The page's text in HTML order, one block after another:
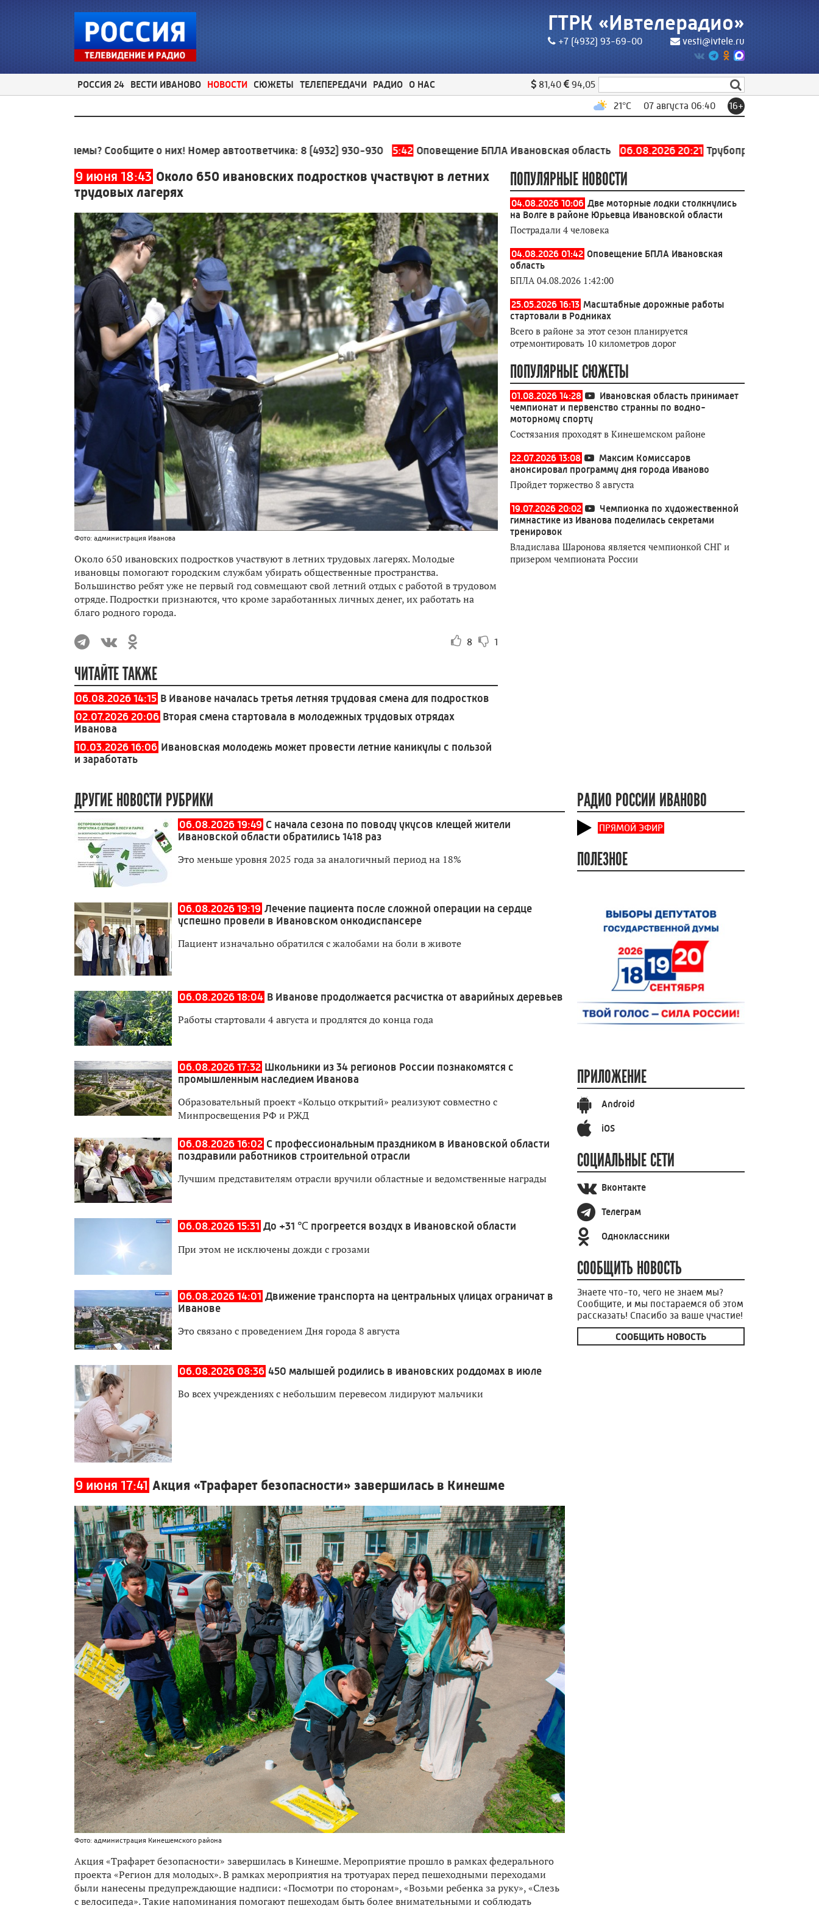
ГТРК «Ивтелерадио»
+7 (4932) 93-69-00 vesti@ivtele.ru
РОССИЯ 24 ВЕСТИ ИВАНОВО НОВОСТИ СЮЖЕТЫ ТЕЛЕПЕРЕДАЧИ РАДИО О НАС 81,40
94,05
21°C 07 августа 06:40 16+
Сообщите о них! Номер автоответчика:8 (4932) 930-930 5:42 Оповещение БПЛА Ивановская область 06.08.2026 20:21 Трубопровод холодного
9 июня 18:43 Около 650 ивановских подростков участвуют в летних
трудовых лагерях
Фото: администрация Иванова
Около 650 ивановских подростков участвуют в летних трудовых лагерях. Молодые
ивановцы помогают городским службам убирать общественные пространства.
Большинство ребят уже не первый год совмещают свой летний отдых с работой в трудовом
отряде. Подростки признаются, что кроме заработанных личных денег, их работать на
благо родного города.
8 1
ЧИТАЙТЕ ТАКЖЕ
06.08.2026 14:15 В Иванове началась третья летняя трудовая смена для подростков
02.07.2026 20:06 Вторая смена стартовала в молодежных трудовых отрядах
Иванова
10.03.2026 16:06 Ивановская молодежь может провести летние каникулы с пользой
и заработать
ПОПУЛЯРНЫЕ НОВОСТИ
04.08.2026 10:06 Две моторные лодки столкнулись
на Волге в районе Юрьевца Ивановской области
Пострадали 4 человека
04.08.2026 01:42 Оповещение БПЛА Ивановская
область
БПЛА 04.08.2026 1:42:00
25.05.2026 16:13 Масштабные дорожные работы
стартовали в Родниках
Всего в районе за этот сезон планируется
отремонтировать 10 километров дорог
ПОПУЛЯРНЫЕ СЮЖЕТЫ
01.08.2026 14:28
Ивановская область принимает
чемпионат и первенство странны по водно-
моторному спорту
Состязания проходят в Кинешемском районе
22.07.2026 13:08
Максим Комиссаров
анонсировал программу дня города Иваново
Пройдет торжество 8 августа
19.07.2026 20:02
Чемпионка по художественной
гимнастике из Иванова поделилась секретами
тренировок
Владислава Шаронова является чемпионкой СНГ и
призером чемпионата России
ДРУГИЕ НОВОСТИ РУБРИКИ
06.08.2026 19:49 С начала сезона по поводу укусов клещей жители
Ивановской области обратились 1418 раз
Это меньше уровня 2025 года за аналогичный период на 18%
06.08.2026 19:19 Лечение пациента после сложной операции на сердце
успешно провели в Ивановском онкодиспансере
Пациент изначально обратился с жалобами на боли в животе
06.08.2026 18:04 В Иванове продолжается расчистка от аварийных деревьев
Работы стартовали 4 августа и продлятся до конца года
06.08.2026 17:32 Школьники из 34 регионов России познакомятся с
промышленным наследием Иванова
Образовательный проект «Кольцо открытий» реализуют совместно с
Минпросвещения РФ и РЖД
06.08.2026 16:02 С профессиональным праздником в Ивановской области
поздравили работников строительной отрасли
Лучшим представителям отрасли вручили областные и ведомственные награды
06.08.2026 15:31 До +31 ℃ прогреется воздух в Ивановской области
При этом не исключены дожди с грозами
06.08.2026 14:01 Движение транспорта на центральных улицах ограничат в
Иванове
Это связано с проведением Дня города 8 августа
06.08.2026 08:36 450 малышей родились в ивановских роддомах в июле
Во всех учреждениях с небольшим перевесом лидируют мальчики
9 июня 17:41 Акция «Трафарет безопасности» завершилась в Кинешме
Фото: администрация Кинешемского района
Акция «Трафарет безопасности» завершилась в Кинешме. Мероприятие прошло в рамках федерального
проекта «Регион для молодых». В рамках мероприятия на тротуарах перед пешеходными переходами
были нанесены предупреждающие надписи: «Посмотри по сторонам», «Возьми ребенка за руку», «Слезь
с велосипеда». Такие напоминания помогают пешеходам быть более внимательными и соблюдать
РАДИО РОССИИ ИВАНОВО
ПРЯМОЙ ЭФИР
ПОЛЕЗНОЕ
ПРИЛОЖЕНИЕ
Android
iOS
СОЦИАЛЬНЫЕ СЕТИ
Вконтакте
Телеграм
Одноклассники
СООБЩИТЬ НОВОСТЬ
Знаете что-то, чего не знаем мы?
Сообщите, и мы постараемся об этом
рассказать! Спасибо за ваше участие!
СООБЩИТЬ НОВОСТЬ